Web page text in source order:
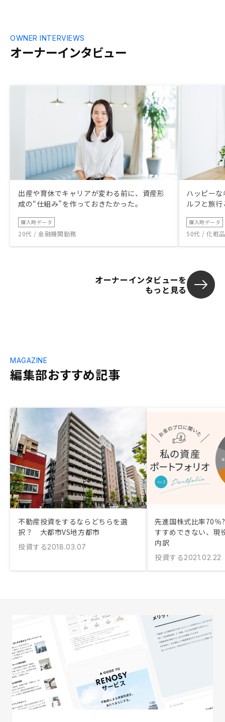
オーナーインタビュー
OWNER INTERVIEWS
出産や育休でキャリアが変わる前に、資産形
成の“仕組み”を作っておきたかった。
購入時データ
20代 / 金融機関勤務
ハッピー
ルフと旅
購入時データ
50代 / 化粧
オーナーインタビューを
もっと見る
編集部おすすめ記事
MAGAZINE
不動産投資をするならどちらを選
択？ 大都市VS地方都市
投資する2018.03.07
先進国株式比率70％
すすめできない、現
内訳
投資する2021.02.22